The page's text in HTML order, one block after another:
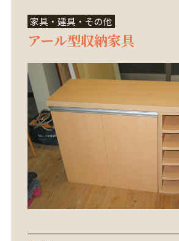
家具・建具・その他
アール型収納家具